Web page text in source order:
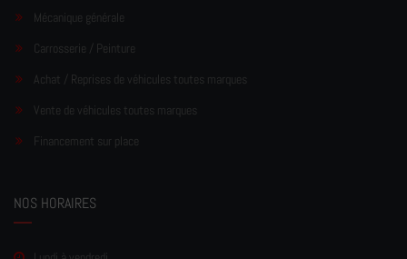
Mécanique générale
Carrosserie / Peinture
Achat / Reprises de véhicules toutes marques
Vente de véhicules toutes marques
Financement sur place
NOS HORAIRES